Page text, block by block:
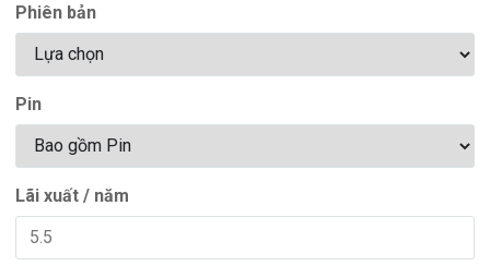
Phiên bản
Pin
Lãi xuất / năm